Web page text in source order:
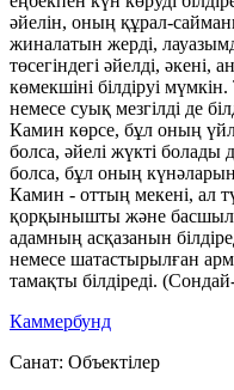
әйелін, оның құрал-
жиналатын жерді,
төсегіндегі әйелді, әкені,
көмекшіні білдіруі
немесе суық мезгілді де
Камин көрсе, бұл оның
болса, әйелі жүкті болады
болса, бұл оның күнәларына
Камин - оттың мекені, ал
қорқынышты және
адамның асқазанын
немесе шатастырылған
тамақты білдіреді.
Каммербунд
Санат: Объектілер